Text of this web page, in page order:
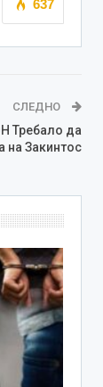
637
СЛЕДНО
Требало да
на Закинтос